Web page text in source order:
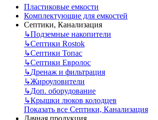
Пластиковые емкости
Комплектующие для емкостей
Септики, Канализация
↳Подземные накопители
↳Септики Rostok
↳Септики Топас
↳Септики Евролос
↳Дренаж и фильтрация
↳Жироуловители
↳Доп. оборудование
↳Крышки люков колодцев
Показать все Септики, Канализация
Дачная продукция